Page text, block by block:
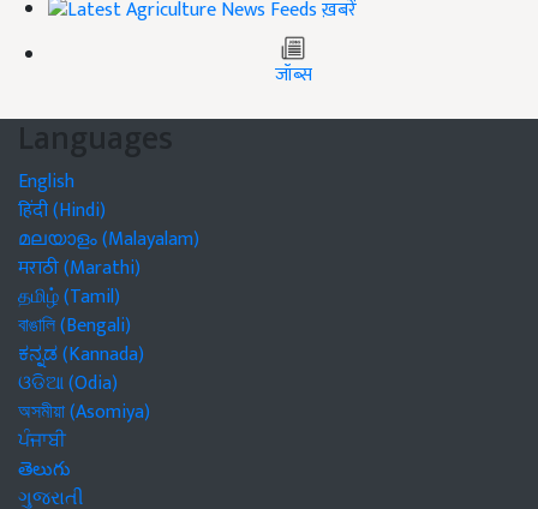
ख़बरें
जॉब्स
Languages
English
हिंदी (Hindi)
മലയാളം (Malayalam)
मराठी (Marathi)
தமிழ் (Tamil)
বাঙালি (Bengali)
ಕನ್ನಡ (Kannada)
ଓଡିଆ (Odia)
অসমীয়া (Asomiya)
ਪੰਜਾਬੀ
తెలుగు
ગુજરાતી